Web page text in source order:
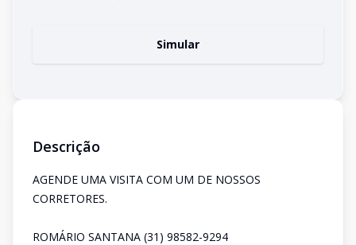
Simular
Descrição
AGENDE UMA VISITA COM UM DE NOSSOS
CORRETORES.
ROMÁRIO SANTANA (31) 98582-9294